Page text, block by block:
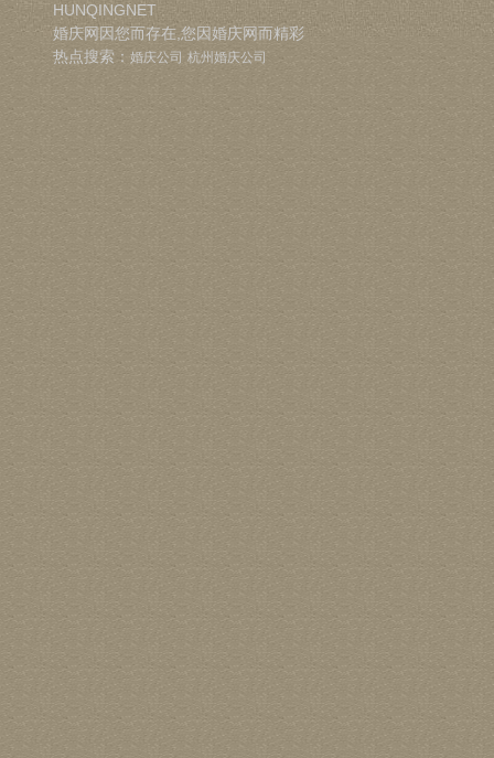
HUNQINGNET
婚庆网因您而存在,您因婚庆网而精彩
热点搜索： 婚庆公司 杭州婚庆公司